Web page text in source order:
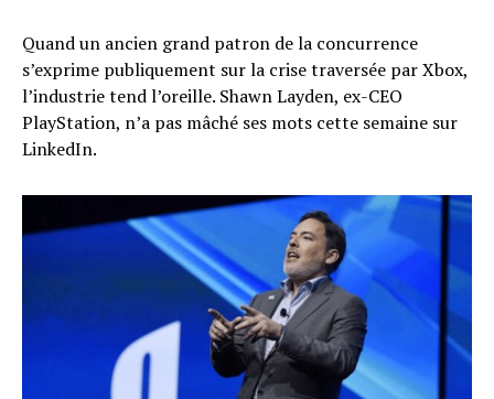
Quand un ancien grand patron de la concurrence
s’exprime publiquement sur la crise traversée par Xbox,
l’industrie tend l’oreille. Shawn Layden, ex-CEO
PlayStation, n’a pas mâché ses mots cette semaine sur
LinkedIn.